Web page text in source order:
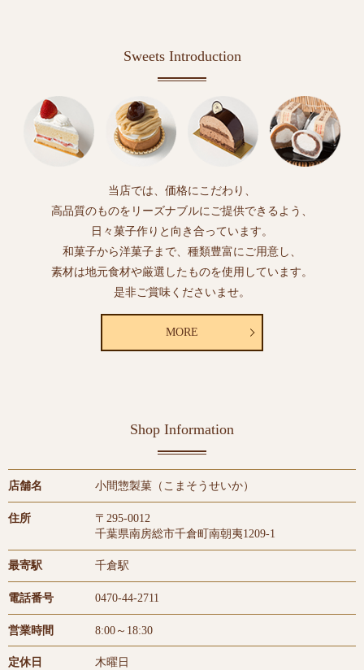
Sweets Introduction
当店では、価格にこだわり、
高品質のものをリーズナブルにご提供できるよう、
日々菓子作りと向き合っています。
和菓子から洋菓子まで、種類豊富にご用意し、
素材は地元食材や厳選したものを使用しています。
是非ご賞味くださいませ。
MORE
Shop Information
店舗名 小間惣製菓（こまそうせいか）
住所
〒295-0012
千葉県南房総市千倉町南朝夷1209-1
最寄駅 千倉駅
電話番号 0470-44-2711
営業時間 8:00～18:30
定休日 木曜日